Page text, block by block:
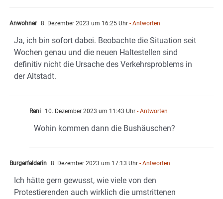
Anwohner 8. Dezember 2023 um 16:25 Uhr - Antworten
Ja, ich bin sofort dabei. Beobachte die Situation seit
Wochen genau und die neuen Haltestellen sind
definitiv nicht die Ursache des Verkehrsproblems in
der Altstadt.
Reni 10. Dezember 2023 um 11:43 Uhr - Antworten
Wohin kommen dann die Bushäuschen?
Burgerfelderin 8. Dezember 2023 um 17:13 Uhr - Antworten
Ich hätte gern gewusst, wie viele von den
Protestierenden auch wirklich die umstrittenen